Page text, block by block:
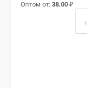
Оптом от: 38.00 ₽